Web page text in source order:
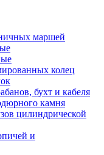
маршей
колец
бухт и кабеля
камня
цилиндрической
и